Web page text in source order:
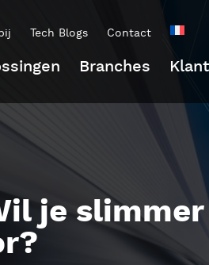
Tech Blogs Contact
Branches
je